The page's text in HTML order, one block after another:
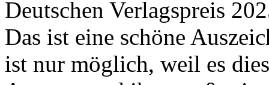
Deutschen Verlagspreis
Das ist eine schöne
ist nur möglich, weil es